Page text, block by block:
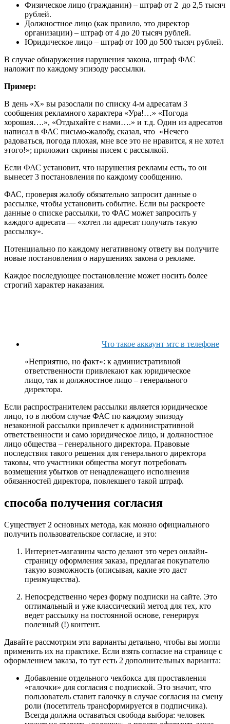
Физическое лицо (гражданин) – штраф от 2 до 2,5 тысяч
рублей.
Должностное лицо (как правило, это директор
организации) – штраф от 4 до 20 тысяч рублей.
Юридическое лицо – штраф от 100 до 500 тысяч рублей.
В случае обнаружения нарушения закона, штраф ФАС
наложит по каждому эпизоду рассылки.
Пример:
В день «Х» вы разослали по списку 4-м адресатам 3
сообщения рекламного характера «Ура!…» «Погода
хорошая….», «Отдыхайте с нами….» и т.д. Один из адресатов
написал в ФАС письмо-жалобу, сказал, что «Нечего
радоваться, погода плохая, мне все это не нравится, я не хотел
этого!»; приложит скрины писем с рассылкой.
Если ФАС установит, что нарушения рекламы есть, то он
вынесет 3 постановления по каждому сообщению.
ФАС, проверяя жалобу обязательно запросит данные о
рассылке, чтобы установить событие. Если вы раскроете
данные о списке рассылки, то ФАС может запросить у
каждого адресата — «хотел ли адресат получать такую
рассылку».
Потенциально по каждому негативному ответу вы получите
новые постановления о нарушениях закона о рекламе.
Каждое последующее постановление может носить более
строгий характер наказания.
Что такое аккаунт мтс в телефоне
«Неприятно, но факт»: к административной
ответственности привлекают как юридическое
лицо, так и должностное лицо – генерального
директора.
Если распространителем рассылки является юридическое
лицо, то в любом случае ФАС по каждому эпизоду
незаконной рассылки привлечет к административной
ответственности и само юридическое лицо, и должностное
лицо общества – генерального директора. Правовые
последствия такого решения для генерального директора
таковы, что участники общества могут потребовать
возмещения убытков от ненадлежащего исполнения
обязанностей директора, повлекшего такой штраф.
способа получения согласия
Существует 2 основных метода, как можно официального
получить пользовательское согласие, и это:
Интернет-магазины часто делают это через онлайн-
страницу оформления заказа, предлагая покупателю
такую возможность (описывая, какие это даст
преимущества).
Непосредственно через форму подписки на сайте. Это
оптимальный и уже классический метод для тех, кто
ведет рассылку на постоянной основе, генерируя
полезный (!) контент.
Давайте рассмотрим эти варианты детально, чтобы вы могли
применить их на практике. Если взять согласие на странице с
оформлением заказа, то тут есть 2 дополнительных варианта:
Добавление отдельного чекбокса для проставления
«галочки» для согласия с подпиской. Это значит, что
пользователь ставит галочку в случае согласия на смену
роли (посетитель трансформируется в подписчика).
Всегда должна оставаться свобода выбора: человек